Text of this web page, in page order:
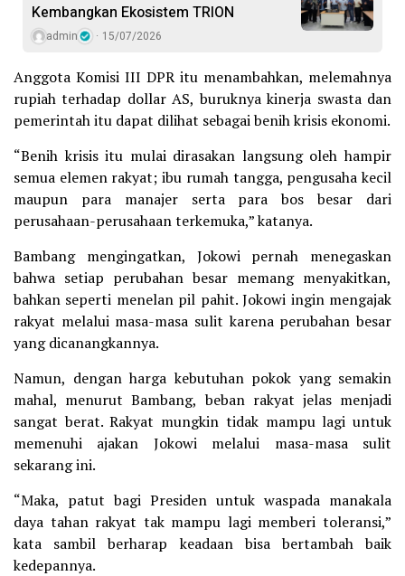
Kembangkan Ekosistem TRION
admin 15/07/2026
Anggota Komisi III DPR itu menambahkan, melemahnya
rupiah terhadap dollar AS, buruknya kinerja swasta dan
pemerintah itu dapat dilihat sebagai benih krisis ekonomi.
“Benih krisis itu mulai dirasakan langsung oleh hampir
semua elemen rakyat; ibu rumah tangga, pengusaha kecil
maupun para manajer serta para bos besar dari
perusahaan-perusahaan terkemuka,” katanya.
Bambang mengingatkan, Jokowi pernah menegaskan
bahwa setiap perubahan besar memang menyakitkan,
bahkan seperti menelan pil pahit. Jokowi ingin mengajak
rakyat melalui masa-masa sulit karena perubahan besar
yang dicanangkannya.
Namun, dengan harga kebutuhan pokok yang semakin
mahal, menurut Bambang, beban rakyat jelas menjadi
sangat berat. Rakyat mungkin tidak mampu lagi untuk
memenuhi ajakan Jokowi melalui masa-masa sulit
sekarang ini.
“Maka, patut bagi Presiden untuk waspada manakala
daya tahan rakyat tak mampu lagi memberi toleransi,”
kata sambil berharap keadaan bisa bertambah baik
kedepannya.